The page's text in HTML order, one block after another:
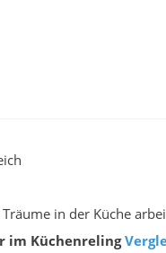
in der Küche
im Küchenreling